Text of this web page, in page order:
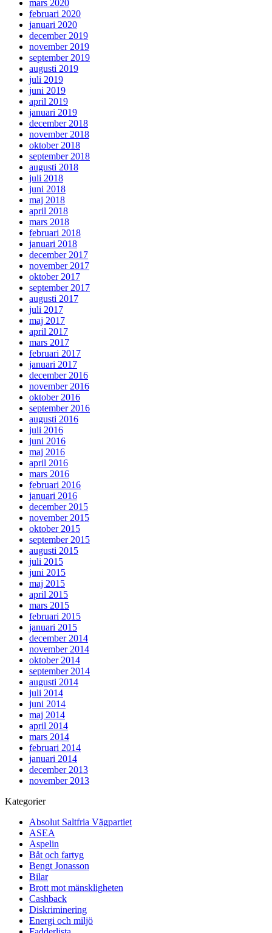
mars 2020
februari 2020
januari 2020
december 2019
november 2019
september 2019
augusti 2019
juli 2019
juni 2019
april 2019
januari 2019
december 2018
november 2018
oktober 2018
september 2018
augusti 2018
juli 2018
juni 2018
maj 2018
april 2018
mars 2018
februari 2018
januari 2018
december 2017
november 2017
oktober 2017
september 2017
augusti 2017
juli 2017
maj 2017
april 2017
mars 2017
februari 2017
januari 2017
december 2016
november 2016
oktober 2016
september 2016
augusti 2016
juli 2016
juni 2016
maj 2016
april 2016
mars 2016
februari 2016
januari 2016
december 2015
november 2015
oktober 2015
september 2015
augusti 2015
juli 2015
juni 2015
maj 2015
april 2015
mars 2015
februari 2015
januari 2015
december 2014
november 2014
oktober 2014
september 2014
augusti 2014
juli 2014
juni 2014
maj 2014
april 2014
mars 2014
februari 2014
januari 2014
december 2013
november 2013
Kategorier
Absolut Saltfria Vägpartiet
ASEA
Aspelin
Båt och fartyg
Bengt Jonasson
Bilar
Brott mot mänskligheten
Cashback
Diskriminering
Energi och miljö